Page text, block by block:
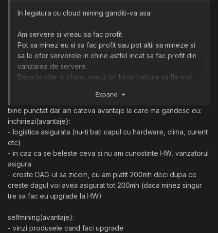
In legatura cu cloud mining ganditi-va asa:
Am servere si vreau sa fac profit.
Pot sa minez eu si sa fac profit sau pot altii sa mineze si
sa le ofer serverele in chirie astfel incat sa fac profit din
vanzarea de servere.
Daca le ofer in chirie, pretul lor lunar trebuie sa fie mai
ar folosi nimeni si tot ce fac clientii e sa piarda bani.
Asta inseamna ca e mai profitabil sa fac direct mining
decat sa inchiriez serverele.
De ce as vrea sa inchiriez serverele pentru o marja mai
mica de profit?
Expand
bine punctat dar am cateva avantaje la care ma gandesc eu:
inchiriezi(avantaje):
- logistica asigurata (nu-ti bati capul cu hardware, clima, curent
etc)
- in caz ca se beleste ceva si nu am cunostinte HW, vanzatorul
asigura
- creste DAG-ul sa zicem, eu am platit 200mh deci dupa ce
creste dagul voi avea asigurat tot 200mh (daca minez singur
tre sa fac eu upgrade la HW)
selfmining(avantaje):
- vinzi produsele cand faci upgrade